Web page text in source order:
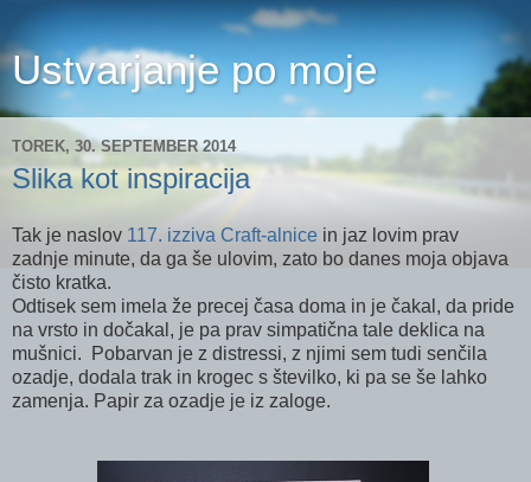
Ustvarjanje po moje
TOREK, 30. SEPTEMBER 2014
Slika kot inspiracija
Tak je naslov 117. izziva Craft-alnice in jaz lovim prav
zadnje minute, da ga še ulovim, zato bo danes moja objava
čisto kratka.
Odtisek sem imela že precej časa doma in je čakal, da pride
na vrsto in dočakal, je pa prav simpatična tale deklica na
mušnici. Pobarvan je z distressi, z njimi sem tudi senčila
ozadje, dodala trak in krogec s številko, ki pa se še lahko
zamenja. Papir za ozadje je iz zaloge.